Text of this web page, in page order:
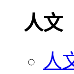
人文
人